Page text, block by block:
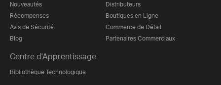
Nouveautés
Récompenses
Avis de Sécurité
Blog
Distributeurs
Boutiques en Ligne
Commerce de Détail
Partenaires Commerciaux
Centre d'Apprentissage
Bibliothèque Technologique